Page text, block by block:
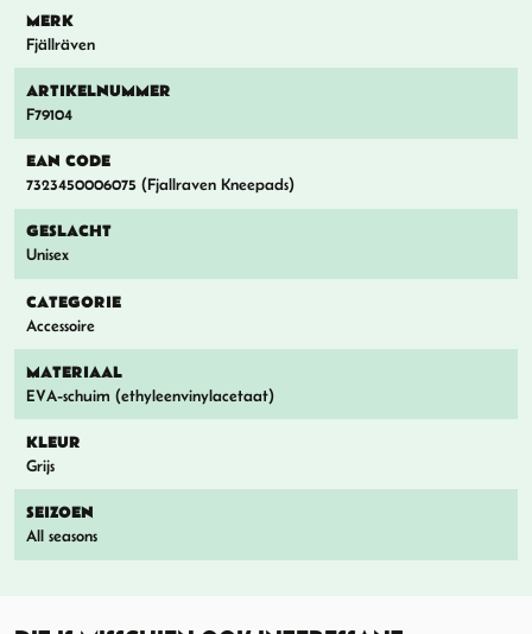
MERK
Fjällräven
ARTIKELNUMMER
F79104
EAN CODE
7323450006075 (Fjallraven Kneepads)
GESLACHT
Unisex
CATEGORIE
Accessoire
MATERIAAL
EVA-schuim (ethyleenvinylacetaat)
KLEUR
Grijs
SEIZOEN
All seasons